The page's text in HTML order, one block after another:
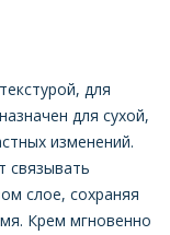
для
для сухой,
изменений.
связывать
слое, сохраняя
Крем мгновенно